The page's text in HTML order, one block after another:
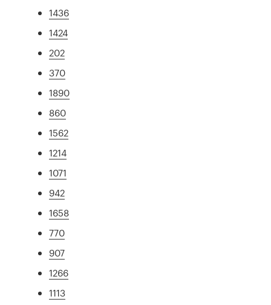
1436
1424
202
370
1890
860
1562
1214
1071
942
1658
770
907
1266
1113